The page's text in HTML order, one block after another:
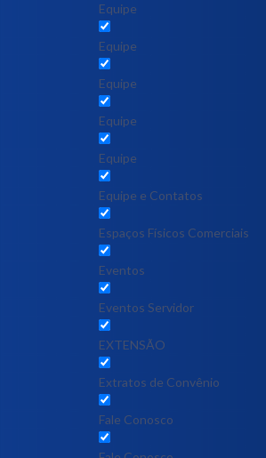
Equipe
Equipe
Equipe
Equipe
Equipe
Equipe e Contatos
Espaços Físicos Comerciais
Eventos
Eventos Servidor
EXTENSÃO
Extratos de Convênio
Fale Conosco